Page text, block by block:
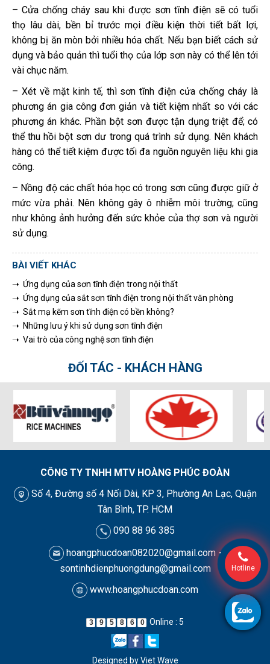
– Cửa chống cháy sau khi được sơn tĩnh điện sẽ có tuổi
thọ lâu dài, bền bỉ trước mọi điều kiện thời tiết bất lợi,
không bị ăn mòn bởi nhiều hóa chất. Nếu bạn biết cách sử
dụng và bảo quản thì tuổi thọ của lớp sơn này có thể lên tới
vài chục năm.
– Xét về mặt kinh tế, thì sơn tĩnh điện cửa chống cháy là
phương án gia công đơn giản và tiết kiệm nhất so với các
phương án khác. Phần bột sơn được tận dụng triệt để; có
thể thu hồi bột sơn dư trong quá trình sử dụng. Nên khách
hàng có thể tiết kiệm được tối đa nguồn nguyên liệu khi gia
công.
– Nồng độ các chất hóa học có trong sơn cũng được giữ ở
mức vừa phải. Nên không gây ô nhiễm môi trường; cũng
như không ảnh hưởng đến sức khỏe của thợ sơn và người
sử dụng.
BÀI VIẾT KHÁC
➝ Ứng dụng của sơn tĩnh điện trong nội thất
➝ Ứng dụng của sắt sơn tĩnh điện trong nội thất văn phòng
➝ Sắt mạ kẽm sơn tĩnh điện có bền không?
➝ Những lưu ý khi sử dụng sơn tĩnh điện
➝ Vai trò của công nghệ sơn tĩnh điện
ĐỐI TÁC - KHÁCH HÀNG
CÔNG TY TNHH MTV HOÀNG PHÚC ĐOÀN
Số 4, Đường số 4 Nối Dài, KP 3, Phường An Lạc, Quận
Tân Bình, TP. HCM
090 88 96 385
hoangphucdoan082020@gmail.com -
sontinhdienphuongdung@gmail.com
www.hoangphucdoan.com
3 9 5 8 6 0 Online : 5
Designed byViet Wave
Hotline